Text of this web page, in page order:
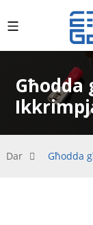
Dar Għodda